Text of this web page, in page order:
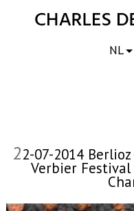
NL
22-07-2014
Verbier Festival